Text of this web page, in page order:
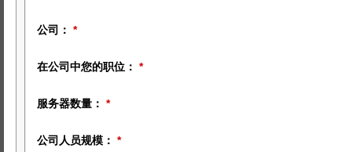
公司： *
在公司中您的职位： *
服务器数量： *
公司人员规模： *